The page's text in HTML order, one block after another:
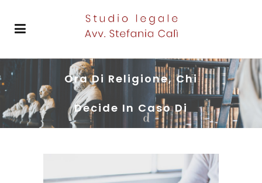
Ora Di Religione, Chi
Decide In Caso Di